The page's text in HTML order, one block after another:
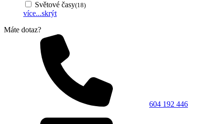
Světové časy(18)
více...skrýt
Máte dotaz?
604 192 446